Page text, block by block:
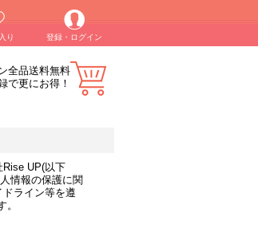
り 登録・ログイン
全品送料無料
で更にお得！
UP(以下
情報の保護に関
ライン等を遵